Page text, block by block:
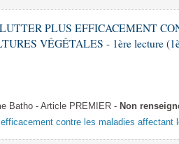
LUTTER PLUS EFFICACEMENT
VÉGÉTALES - 1ère lecture
Batho - Article PREMIER - Non
contre les maladies affectant